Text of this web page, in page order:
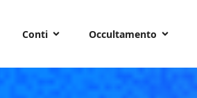
Conti Occultamento